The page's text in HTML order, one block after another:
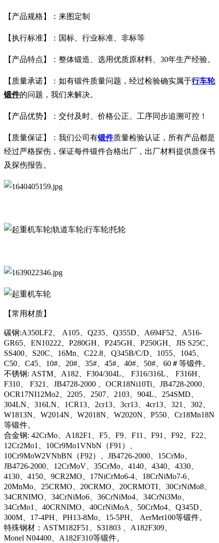
【产品规格】：来图定制
【执行标准】：国标、行业标准、非标等
【产品特点】：整体锻造、选用优质原材料、30年生产经验。
【质量承诺】：如有锻件质量问题，经过检验确实属于行车轮
锻件的问题，我们来解决。
【产品优势】：交付及时、价格公正、工序同步追溯可控！
【质量保证】：我们公司有锻件质量检验认证，所有产品都是
经过严格探伤，保证每件锻件合格出厂，出厂材料提供质保书
及探伤报告。
【常用材质】
碳钢:A350LF2、 A105、Q235、Q355D、A694F52、A516-
GR65、EN10222、P280GH、P245GH、P250GH、JIS S25C、
SS400、S20C、16Mn、C22.8、Q345B/C/D、1055、1045、
C50、C45、10#、20#、35#、45#、40#、50#、60＃等锻件。
不锈钢: ASTM、A182、F304/304L、 F316/316L、 F316H、
F310、 F321、JB4728-2000 、OCR18Ni10Ti、JB4728-2000、
OCR17NI12Mo2、2205、2507、2103、904L、254SMD、
304LN、316LN、1CR13、2cr13、3cr13、4cr13、321、302、
W1813N、W2014N、W2018N、W2020N、P550、Cr18Mn18N
等锻件。
合金钢: 42CrMo、A182F1、F5、F9、F11、F91、F92、F22、
12Cr2Mo1、10Cr9Mo1VNbN（F91）、
10Cr9MoW2VNbBN（F92）、JB4726-2000、15CrMo、
JB4726-2000、12CrMoV、35CrMo、4140、4340、4330、
4130、4150、9CR2MO、17NiCrMo6-4、18CrNiMo7-6、
20MnMo、25CRMO、20CRMO、20CRMOTI、30CrNiMo8、
34CRNIMO、34CrNiMo6、36CrNiMo4、34CrNi3Mo、
34CrMo1、40CRNIMO、40CrNiMoA、50CrMo4、Q345D、
300M、17-4PH、PH13-8Mo、15-5PH、 AerMet100等锻件。
特殊钢材：ASTM182F51、S31803 、A182F309、
Monel N04400、A182F310等锻件。